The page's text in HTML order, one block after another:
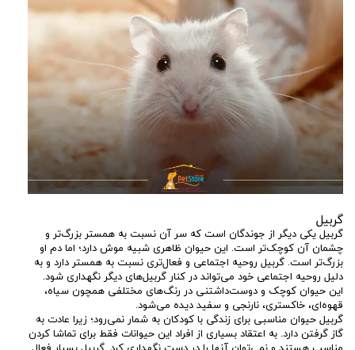
گربیل
گربیل یکی دیگر از جوندگان است که سر آن نسبت به همستر بزرگ‌تر و
چشمان آن کوچک‌تر است. این حیوان ظاهری شبیه موش دارد؛ اما دم او
بزرگ‌تر است. گربیل روحیه اجتماعی و فعال‌تری نسبت به همستر دارد و به
دلیل روحیه اجتماعی خود می‌تواند در کنار گربیل‌های دیگر نگهداری شود.
این حیوان کوچک و دوست‌داشتنی در رنگ‌های مختلفی همچون سیاه،
قهوه‌ای، خاکستری، نارنجی و سفید دیده می‌شود.
گربیل حیوان مناسبی برای زندگی با کودکان به شمار نمی‌رود؛ زیرا عادت به
گاز گرفتن دارد. به اعتقاد بسیاری از افراد این حیوانات فقط برای تماشا کردن